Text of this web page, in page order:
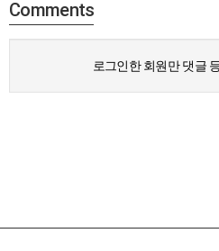
Comments
로그인한 회원만 댓글